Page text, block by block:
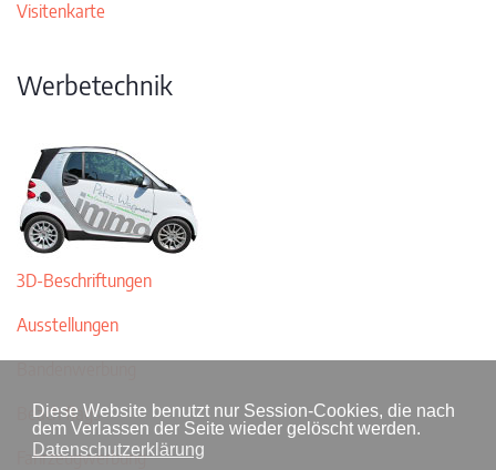
Diese Website benutzt nur Session-Cookies, die nach
dem Verlassen der Seite wieder gelöscht werden.
Datenschutzerklärung
Visitenkarte
Werbetechnik
3D-Beschriftungen
Ausstellungen
Beach flags
Fahrzeugwerbung